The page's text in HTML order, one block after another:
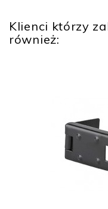
Klienci którzy
również: